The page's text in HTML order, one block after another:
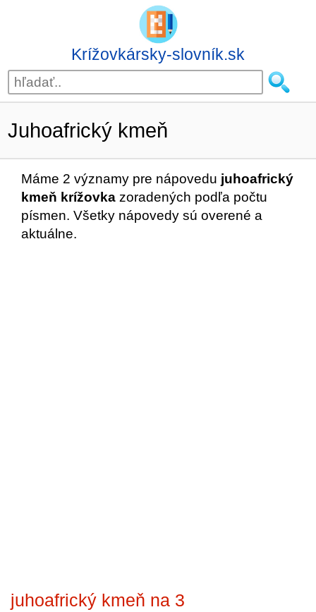
Krížovkársky-slovník.sk
Juhoafrický kmeň
Máme 2 významy pre nápovedu juhoafrický
kmeň krížovka zoradených podľa počtu
písmen. Všetky nápovedy sú overené a
aktuálne.
juhoafrický kmeň na 3